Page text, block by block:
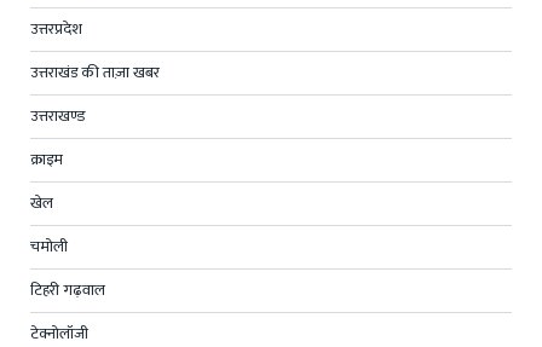
उत्तरप्रदेश
उत्तराखंड की ताज़ा खबर
उत्तराखण्ड
क्राइम
खेल
चमोली
टिहरी गढ़वाल
टेक्नोलॉजी